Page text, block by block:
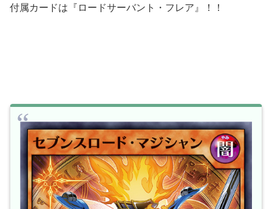
付属カードは『ロードサーバント・フレア』！！